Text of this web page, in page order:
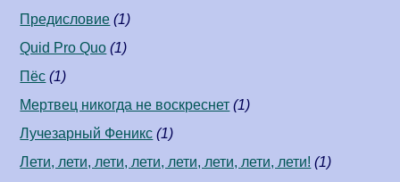
Предисловие (1)
Quid Pro Quo (1)
Пёс (1)
Мертвец никогда не воскреснет (1)
Лучезарный Феникс (1)
Лети, лети, лети, лети, лети, лети, лети, лети! (1)